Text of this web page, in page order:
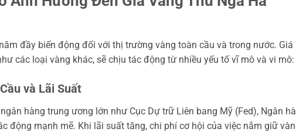
đầy biến động đối với thị trường vàng toàn cầu và trong nước. Giá
các loại vàng khác, sẽ chịu tác động từ nhiều yếu tố vĩ mô và vi mô:
và Lãi Suất
hàng trung ương lớn như Cục Dự trữ Liên bang Mỹ (Fed), Ngân
động mạnh mẽ. Khi lãi suất tăng, chi phí cơ hội của việc nắm giữ